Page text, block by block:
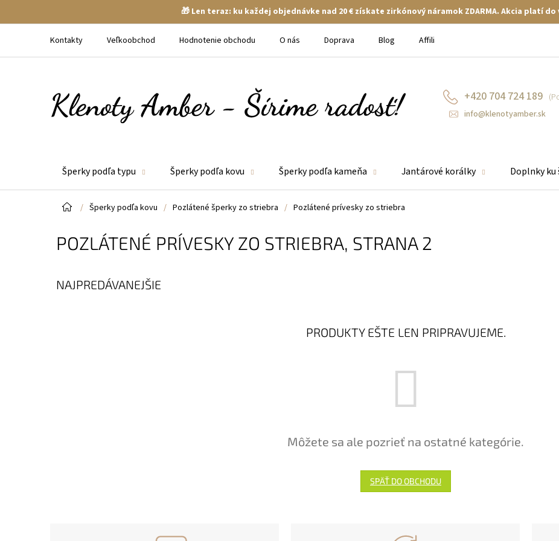
🎁 Len teraz: ku každej objednávke nad 20 € získate zirkónový náramok ZDARMA. Akcia platí
Kontakty Veľkoobchod Hodnotenie obchodu O nás Doprava Blog Affiliate
+420 704 724 189
info@klenotyamber.sk
Šperky podľa typu Šperky podľa kovu Šperky podľa kameňa Jantárové korálky Doplnky
Domov
/ Šperky podľa kovu / Pozlátené šperky zo striebra / Pozlátené prívesky zo striebra
POZLÁTENÉ PRÍVESKY ZO STRIEBRA, STRANA 2
NAJPREDÁVANEJŠIE
PRODUKTY EŠTE LEN PRIPRAVUJEME.
Môžete sa ale pozrieť na ostatné kategórie.
SPÄŤ DO OBCHODU